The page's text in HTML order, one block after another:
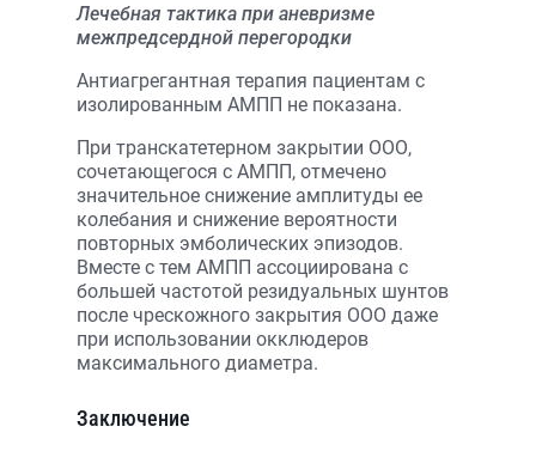
Лечебная тактика при аневризме
межпредсердной перегородки
Антиагрегантная терапия пациентам с
изолированным АМПП не показана.
При транскатетерном закрытии ООО,
сочетающегося с АМПП, отмечено
значительное снижение амплитуды ее
колебания и снижение вероятности
повторных эмболических эпизодов.
Вместе с тем АМПП ассоциирована с
большей частотой резидуальных шунтов
после чрескожного закрытия ООО даже
при использовании окклюдеров
максимального диаметра.
Заключение